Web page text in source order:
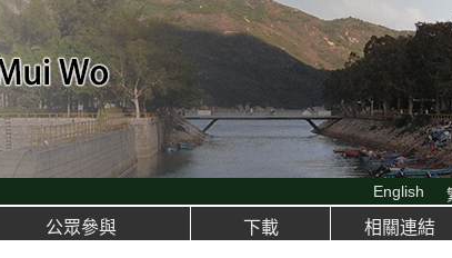
English
公眾參與 下載 相關連結